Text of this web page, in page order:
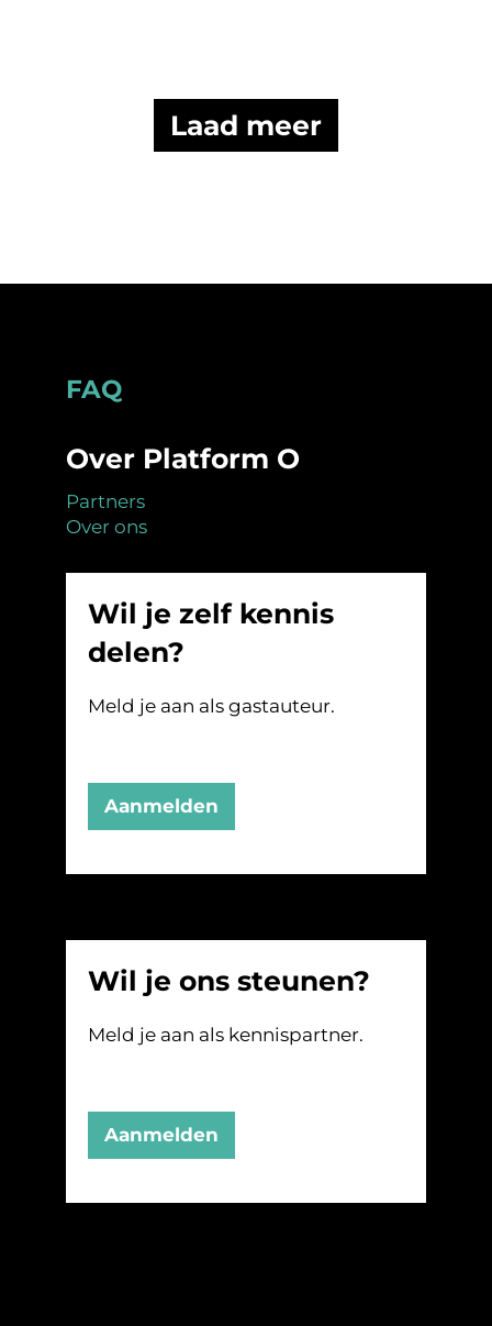
Laad meer
Footer
FAQ
Over Platform O
Partners
Over ons
Wil je zelf kennis
delen?
Meld je aan als gastauteur.
Aanmelden
Wil je ons steunen?
Meld je aan als kennispartner.
Aanmelden